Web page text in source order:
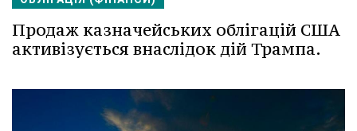
Продаж казначейських облігацій США
активізується внаслідок дій Трампа.